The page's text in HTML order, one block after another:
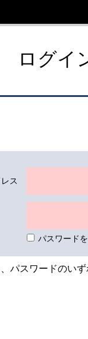
Foresight フォーサイ
ログイ
ス
パスワード
パスワードのいず